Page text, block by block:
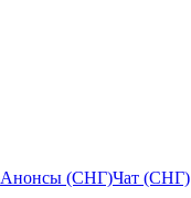
Анонсы (СНГ)Чат (СНГ)